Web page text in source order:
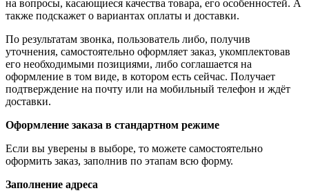
на вопросы, касающиеся качества товара, его особенностей. А
также подскажет о вариантах оплаты и доставки.
По результатам звонка, пользователь либо, получив
уточнения, самостоятельно оформляет заказ, укомплектовав
его необходимыми позициями, либо соглашается на
оформление в том виде, в котором есть сейчас. Получает
подтверждение на почту или на мобильный телефон и ждёт
доставки.
Оформление заказа в стандартном режиме
Если вы уверены в выборе, то можете самостоятельно
оформить заказ, заполнив по этапам всю форму.
Заполнение адреса